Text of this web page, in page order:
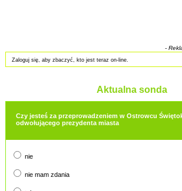
-
Zaloguj się, aby zbaczyć, kto jest teraz on-line.
Aktualna sonda
Czy jesteś za przeprowadzeniem w Ostrowcu
odwołującego prezydenta miasta
nie
nie mam zdania